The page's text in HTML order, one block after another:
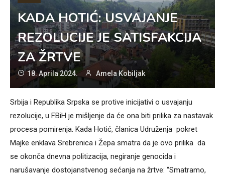
KADA HOTIĆ: USVAJANJE
REZOLUCIJE JE SATISFAKCIJA
ZA ŽRTVE
18. Aprila 2024. Amela Kobiljak
Srbija i Republika Srpska se protive inicijativi o usvajanju
rezolucije, u FBiH je mišljenje da će ona biti prilika za nastavak
procesa pomirenja. Kada Hotić, članica Udruženja pokret
Majke enklava Srebrenica i Žepa smatra da je ovo prilika da
se okonča dnevna politizacija, negiranje genocida i
narušavanje dostojanstvenog sećanja na žrtve: “Smatramo,